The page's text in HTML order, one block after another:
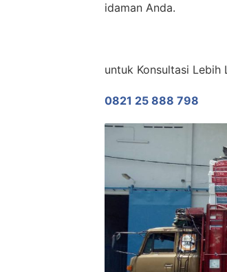
idaman Anda.
untuk Konsultasi Lebih
0821 25 888 798